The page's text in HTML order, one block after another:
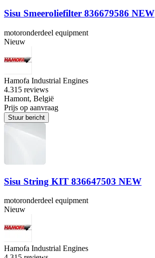
Sisu Smeeroliefilter 836679586 NEW
motoronderdeel equipment
Nieuw
Hamofa Industrial Engines
4.315 reviews
Hamont, België
Prijs op aanvraag
Stuur bericht
Sisu String KIT 836647503 NEW
motoronderdeel equipment
Nieuw
Hamofa Industrial Engines